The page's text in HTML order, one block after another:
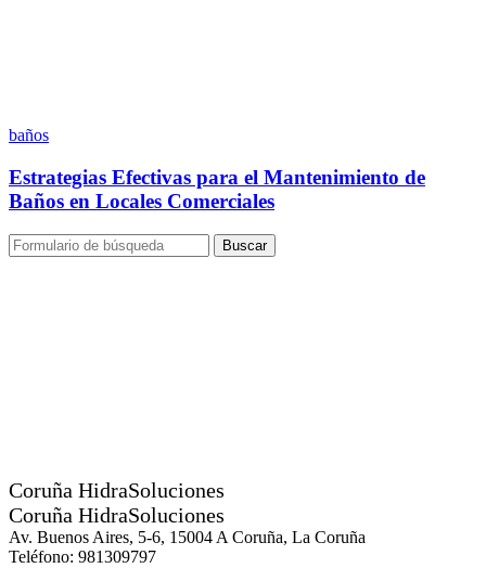
baños
Estrategias Efectivas para el Mantenimiento de
Baños en Locales Comerciales
Buscar
Coruña HidraSoluciones
Coruña HidraSoluciones
Av. Buenos Aires, 5-6, 15004 A Coruña, La Coruña
Teléfono: 981309797